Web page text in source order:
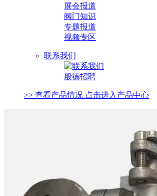
展会报道
阀门知识
专题报道
视频专区
联系我们
般德招聘
>> 查看产品情况 点击进入产品中心